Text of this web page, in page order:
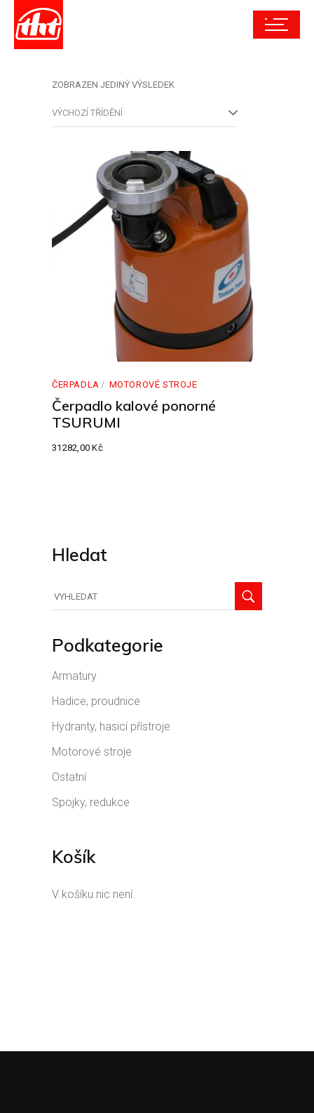
ZOBRAZEN JEDINÝ VÝSLEDEK
VÝCHOZÍ TŘÍDĚNÍ
ČERPADLA MOTOROVÉ STROJE
Čerpadlo kalové ponorné
TSURUMI
31282,00Kč
Hledat
Podkategorie
Armatury
Hadice, proudnice
Hydranty, hasicí přístroje
Motorové stroje
Ostatní
Spojky, redukce
Košík
V košíku nic není.